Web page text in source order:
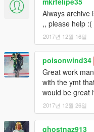
Always archive
,, please help :(
2017년 12월 16일
poisonwind34
Great work
with the ymt
would be great
2017년 12월 26일
ghostnaz913